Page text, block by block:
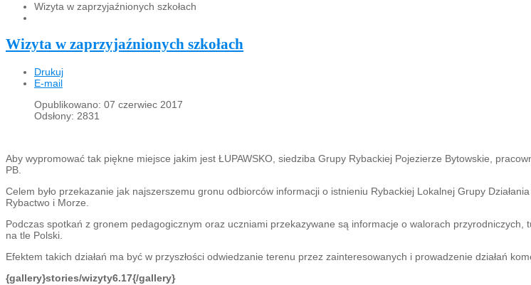
Wizyta w zaprzyjaźnionych szkołach
Wizyta w zaprzyjaźnionych szkołach
Drukuj
E-mail
Opublikowano: 07 czerwiec 2017
Odsłony: 2831
Aby wypromować tak piękne miejsce jakim jest ŁUPAWSKO, siedziba Grupy Rybackiej Pojezierze Bytowskie,
PB.
Celem było przekazanie jak najszerszemu gronu odbiorców informacji o istnieniu Rybackiej Lokalnej Grupy
Rybactwo i Morze.
Podczas spotkań z gronem pedagogicznym oraz uczniami przekazywane są informacje o walorach
na tle Polski.
Efektem takich działań ma być w przyszłości odwiedzanie terenu przez zainteresowanych i prowadzenie działań
{gallery}stories/wizyty6.17{/gallery}